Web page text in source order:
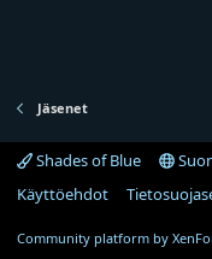
Jäsenet
Shades of Blue
Käyttöehdot
Community platform by